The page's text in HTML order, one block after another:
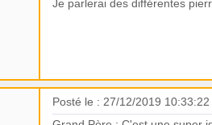
Je parlerai des différentes
Posté le : 27/12/2019 10:33:22